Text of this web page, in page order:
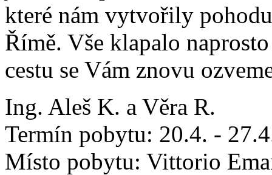
které nám vytvořily
Římě. Vše klapalo
cestu se Vám znovu
Ing. Aleš K. a Věra R.
Termín pobytu: 20.4. -
Místo pobytu: Vittorio